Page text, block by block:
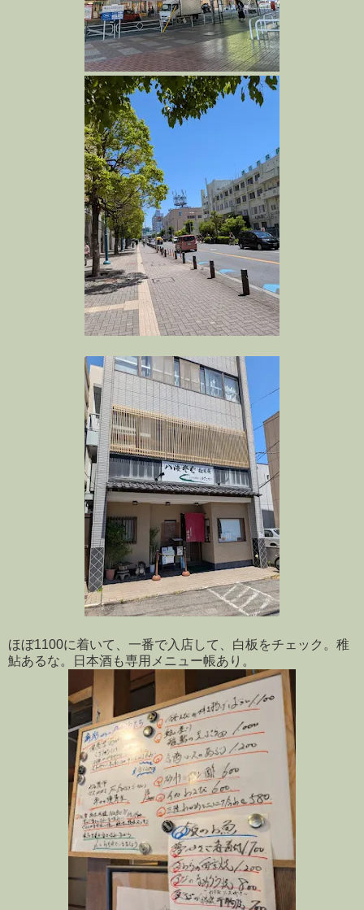
ほぼ1100に着いて、一番で入店して、白板をチェック。稚
鮎あるな。日本酒も専用メニュー帳あり。